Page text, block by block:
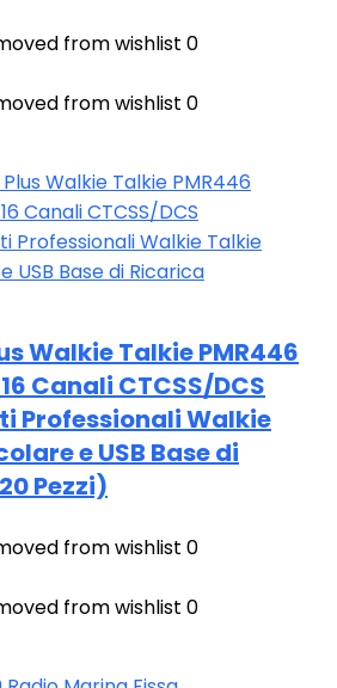
from wishlist 0
from wishlist 0
Walkie Talkie PMR446
Canali CTCSS/DCS
Professionali Walkie
e USB Base di
Pezzi)
from wishlist 0
from wishlist 0